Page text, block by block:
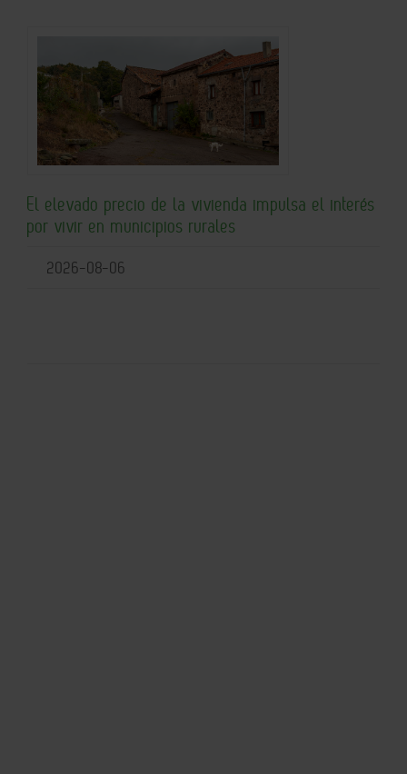
El elevado precio de la vivienda impulsa el interés
por vivir en municipios rurales
2026-08-06